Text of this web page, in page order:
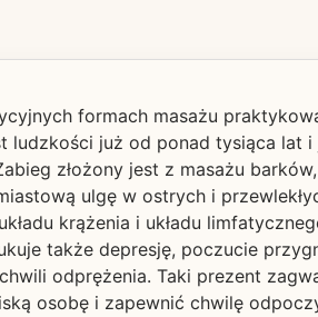
formach masażu
ludzkości już od ponad tysiąca lat
złożony jest z masażu
ulgę w ostrych i
krążenia i układu
także depresję, poczucie
odprężenia. Taki prezent
osobę i zapewnić chwilę